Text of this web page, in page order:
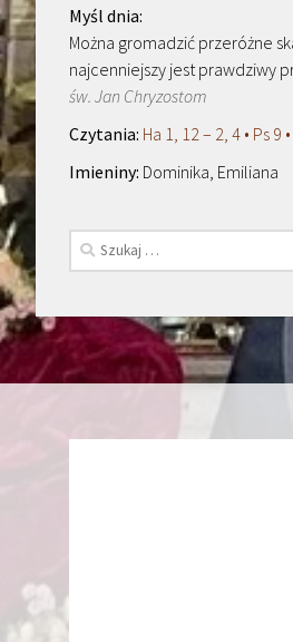
Można gromadzić przeróżne
najcenniejszy jest prawdziwy
św. Jan Chryzostom
Ha 1, 12 – 2, 4 • Ps 9
Dominika, Emiliana
Szukaj: